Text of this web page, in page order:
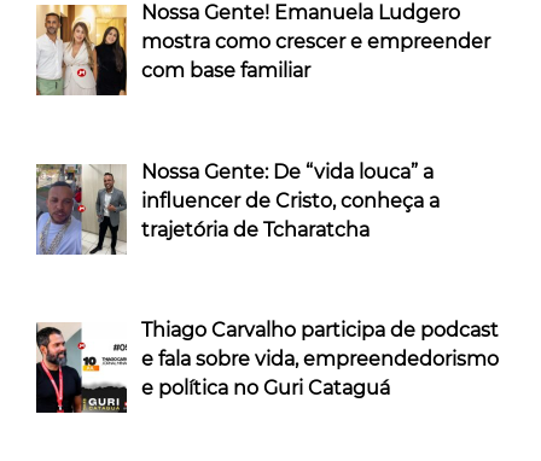
Nossa Gente! Emanuela Ludgero
mostra como crescer e empreender
com base familiar
Nossa Gente: De “vida louca” a
influencer de Cristo, conheça a
trajetória de Tcharatcha
Thiago Carvalho participa de podcast
e fala sobre vida, empreendedorismo
e política no Guri Cataguá